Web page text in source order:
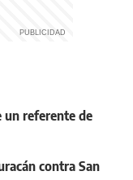
un referente de
contra San